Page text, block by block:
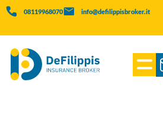
08119968070 info@defilippisbroker.it